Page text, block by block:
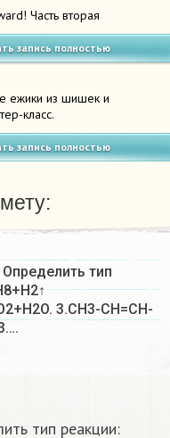
Часть вторая
запись полностью
ежики из шишек и
класс.
запись полностью
тип
3.CH3-CH=CH-
тип реакции: